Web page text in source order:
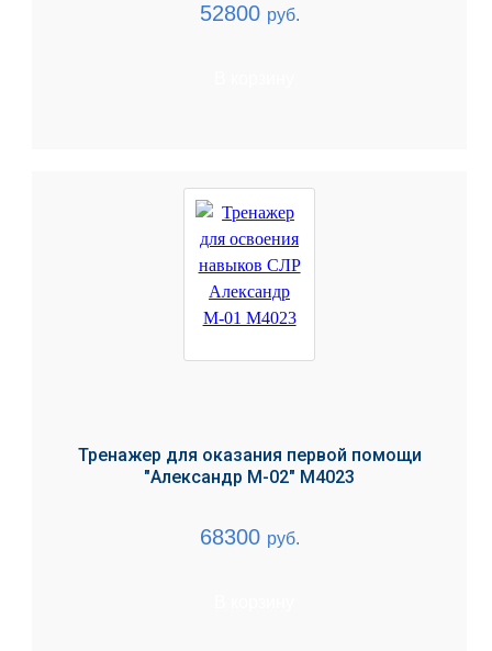
52800 руб.
Тренажер для оказания первой помощи
"Александр М-02" М4023
68300 руб.